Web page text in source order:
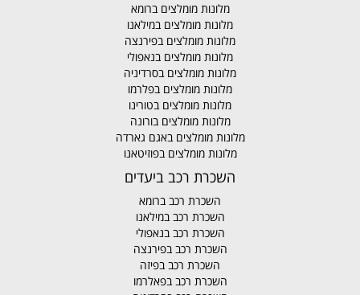
מלונות מומלצים ברומא
מלונות מומלצים במילאנו
מלונות מומלצים בפירנצה
מלונות מומלצים בנאפולי
מלונות מומלצים בסרדיניה
מלונות מומלצים בפלרמו
מלונות מומלצים בטורינו
מלונות מומלצים בורונה
מלונות מומלצים באגם גארדה
מלונות מומלצים בפוזיטאנו
השכרת רכב ביעדים
השכרת רכב ברומא
השכרת רכב במילאנו
השכרת רכב בנאפולי
השכרת רכב בפירנצה
השכרת רכב בפיזה
השכרת רכב בפאלרמו